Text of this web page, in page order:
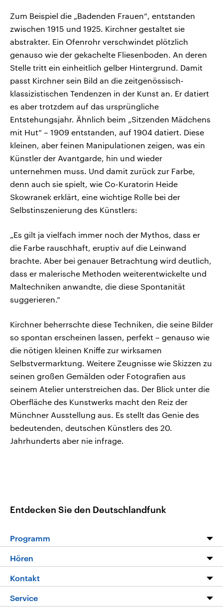
Zum Beispiel die „Badenden Frauen“, entstanden
zwischen 1915 und 1925. Kirchner gestaltet sie
abstrakter. Ein Ofenrohr verschwindet plötzlich
genauso wie der gekachelte Fliesenboden. An deren
Stelle tritt ein einheitlich gelber Hintergrund. Damit
passt Kirchner sein Bild an die zeitgenössisch-
klassizistischen Tendenzen in der Kunst an. Er datiert
es aber trotzdem auf das ursprüngliche
Entstehungsjahr. Ähnlich beim „Sitzenden Mädchens
mit Hut“ – 1909 entstanden, auf 1904 datiert. Diese
kleinen, aber feinen Manipulationen zeigen, was ein
Künstler der Avantgarde, hin und wieder
unternehmen muss. Und damit zurück zur Farbe,
denn auch sie spielt, wie Co-Kuratorin Heide
Skowranek erklärt, eine wichtige Rolle bei der
Selbstinszenierung des Künstlers:
„Es gilt ja vielfach immer noch der Mythos, dass er
die Farbe rauschhaft, eruptiv auf die Leinwand
brachte. Aber bei genauer Betrachtung wird deutlich,
dass er malerische Methoden weiterentwickelte und
Maltechniken anwandte, die diese Spontanität
suggerieren.“
Kirchner beherrschte diese Techniken, die seine Bilder
so spontan erscheinen lassen, perfekt – genauso wie
die nötigen kleinen Kniffe zur wirksamen
Selbstvermarktung. Weitere Zeugnisse wie Skizzen zu
seinen großen Gemälden oder Fotografien aus
seinem Atelier unterstreichen das. Der Blick unter die
Oberfläche des Kunstwerks macht den Reiz der
Münchner Ausstellung aus. Es stellt das Genie des
bedeutenden, deutschen Künstlers des 20.
Jahrhunderts aber nie infrage.
Entdecken Sie den Deutschlandfunk
Programm
Programm
Die Nachrichten
Nachrichtenleicht
Hören
Livestream
Podcasts
Kontakt
Hörerservice
Service